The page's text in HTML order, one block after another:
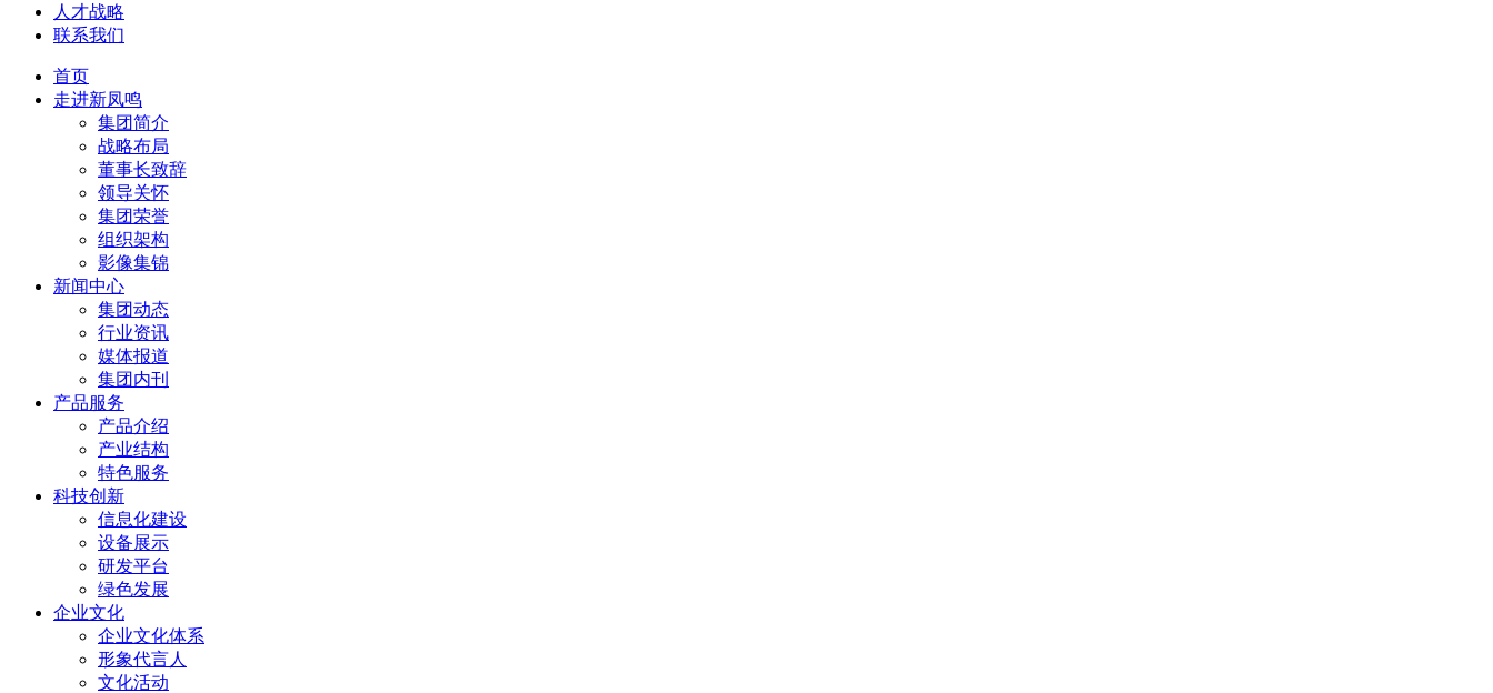
人才战略
联系我们
首页
走进新凤鸣
集团简介
战略布局
董事长致辞
领导关怀
集团荣誉
组织架构
影像集锦
新闻中心
集团动态
行业资讯
媒体报道
集团内刊
产品服务
产品介绍
产业结构
特色服务
科技创新
信息化建设
设备展示
研发平台
绿色发展
企业文化
企业文化体系
形象代言人
文化活动